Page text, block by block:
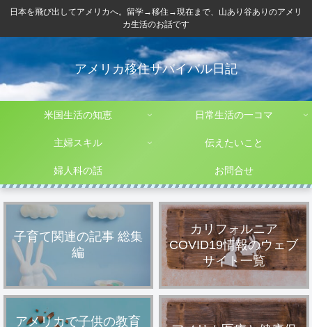
日本を飛び出してアメリカへ。留学→移住→現在まで、山あり谷ありのアメリ
カ生活のお話です
アメリカ移住サバイバル日記
米国生活の知恵 日常生活の一コマ
主婦スキル 伝えたいこと
婦人科の話 お問合せ
子育て関連の記事 総集
編
カリフォルニア
COVID19情報のウェブ
サイト一覧
アメリカで子供の教育